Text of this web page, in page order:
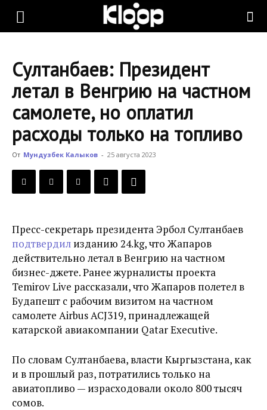
KLOOP.KG
Новости
Кыргызстана
Султанбаев: Президент
летал в Венгрию на частном
самолете, но оплатил
расходы только на топливо
От Мундузбек Калыков - 25 августа 2023
Пресс-секретарь президента Эрбол Султанбаев
подтвердил изданию 24.kg, что Жапаров
действительно летал в Венгрию на частном
бизнес-джете. Ранее журналисты проекта
Temirov Live рассказали, что Жапаров полетел в
Будапешт с рабочим визитом на частном
самолете Airbus ACJ319, принадлежащей
катарской авиакомпании Qatar Executive.
По словам Султанбаева, власти Кыргызстана, как
и в прошлый раз, потратились только на
авиатопливо — израсходовали около 800 тысяч
сомов.